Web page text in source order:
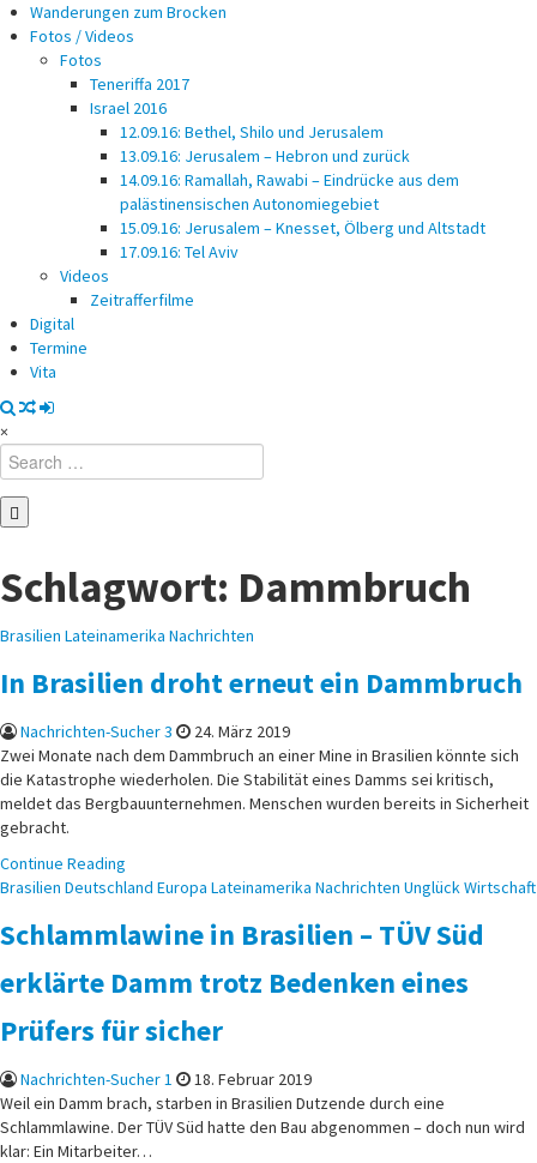
Wanderungen zum Brocken
Fotos / Videos
Fotos
Teneriffa 2017
Israel 2016
12.09.16: Bethel, Shilo und Jerusalem
13.09.16: Jerusalem – Hebron und zurück
14.09.16: Ramallah, Rawabi – Eindrücke aus dem
palästinensischen Autonomiegebiet
15.09.16: Jerusalem – Knesset, Ölberg und Altstadt
17.09.16: Tel Aviv
Videos
Zeitrafferfilme
Digital
Termine
Vita
×
Search
for:
Schlagwort: Dammbruch
Posted
Brasilien Lateinamerika Nachrichten
In Brasilien droht erneut ein Dammbruch
Nachrichten-Sucher 3
24. März 2019
Zwei Monate nach dem Dammbruch an einer Mine in Brasilien könnte sich
die Katastrophe wiederholen. Die Stabilität eines Damms sei kritisch,
meldet das Bergbauunternehmen. Menschen wurden bereits in Sicherheit
gebracht.
Continue Reading
Posted
Brasilien Deutschland Europa Lateinamerika Nachrichten UnglückWirtschaft
Schlammlawine in Brasilien – TÜV Süd
erklärte Damm trotz Bedenken eines
Prüfers für sicher
Nachrichten-Sucher 1
18. Februar 2019
Weil ein Damm brach, starben in Brasilien Dutzende durch eine
Schlammlawine. Der TÜV Süd hatte den Bau abgenommen – doch nun wird
klar: Ein Mitarbeiter…